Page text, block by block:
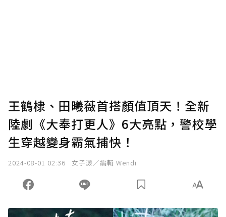
王鶴棣、田曦薇首搭顏值頂天！全新
陸劇《大奉打更人》6大亮點，警校學
生穿越變身霸氣捕快！
2024-08-01 02:36 女子漾／編輯 Wendi